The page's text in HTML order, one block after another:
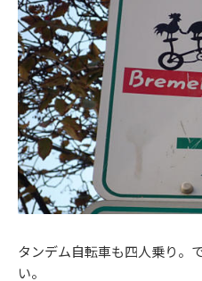
タンデム自転車も四人乗り。
い。